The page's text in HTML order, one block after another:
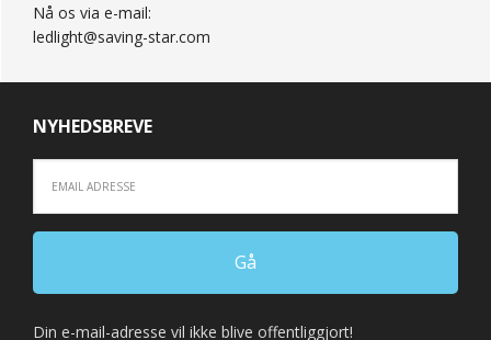
Nå os via e-mail:
ledlight@saving-star.com
NYHEDSBREVE
Din e-mail-adresse vil ikke blive offentliggjort!